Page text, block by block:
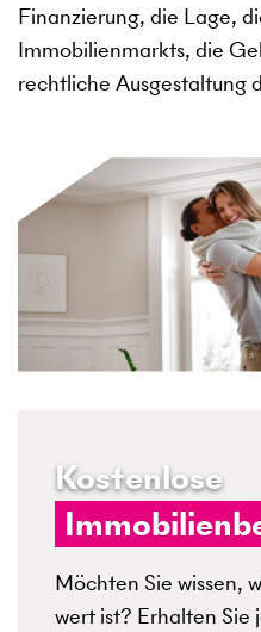
Finanzierung, die Lage,
Immobilienmarkts, die
rechtliche Ausgestaltung
Kostenlose
Möchten Sie wissen,
wert ist? Erhalten Sie